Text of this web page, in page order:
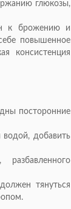
глюкозы,
к брожению и
повышенное
консистенция
посторонние
добавить
тянуться